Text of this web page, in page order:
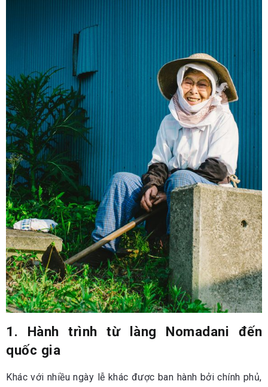
1. Hành trình từ làng Nomadani đến
quốc gia
Khác với nhiều ngày lễ khác được ban hành bởi chính phủ,